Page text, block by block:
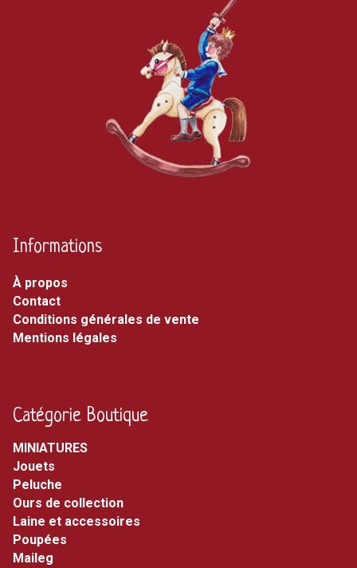
Informations
À propos
Contact
Conditions générales de vente
Mentions légales
Catégorie Boutique
MINIATURES
jouets
peluche
ours de collection
laine et accessoires
poupées
maileg